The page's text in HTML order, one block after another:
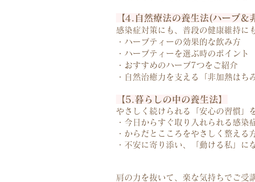
【4.自然療法の養生法(ハーブ＆
感染症対策にも、普段の健康維持に
・ハーブティーの効果的な飲み方
・ハーブティーを選ぶ時のポイント
・おすすめのハーブ7つをご紹介
・自然治癒力を支える「非加熱はち
【5.暮らしの中の養生法】
やさしく続けられる「安心の習慣」
・今日からすぐ取り入れられる感染
・からだとこころをやさしく整える
・不安に寄り添い、「動ける私」に
肩の力を抜いて、楽な気持ちでご受